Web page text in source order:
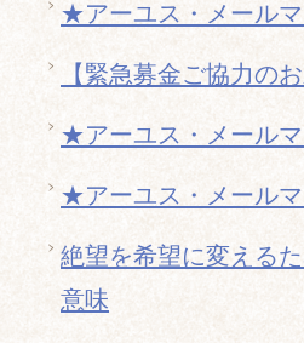
★アーユス・メール
【緊急募金ご協力の
★アーユス・メール
★アーユス・メール
絶望を希望に変える
意味